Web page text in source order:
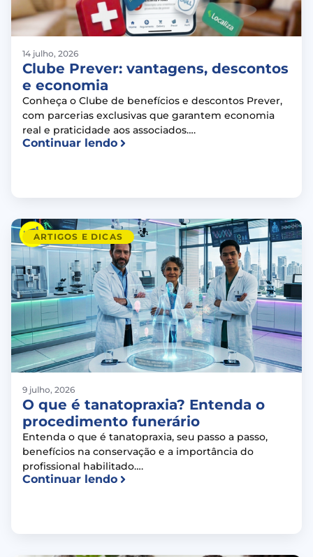
14 julho, 2026
Clube Prever: vantagens, descontos
e economia
Conheça o Clube de benefícios e descontos Prever,
com parcerias exclusivas que garantem economia
real e praticidade aos associados….
Continuar lendo
ARTIGOS E DICAS
9 julho, 2026
O que é tanatopraxia? Entenda o
procedimento funerário
Entenda o que é tanatopraxia, seu passo a passo,
benefícios na conservação e a importância do
profissional habilitado….
Continuar lendo